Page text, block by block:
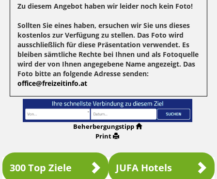
Zu diesem Angebot haben wir leider noch kein Foto!
Sollten Sie eines haben, ersuchen wir Sie uns dieses
kostenlos zur Verfügung zu stellen. Das Foto wird
ausschließlich für diese Präsentation verwendet. Es
bleiben sämtliche Rechte bei Ihnen und als Fotoquelle
wird der von Ihnen angegebene Name angezeigt. Das
Foto bitte an folgende Adresse senden:
office@freizeitinfo.at
Beherbergungstipp
Print
300 Top Ziele JUFA Hotels